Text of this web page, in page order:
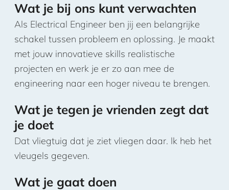
Wat je bij ons kunt verwachten
Als Electrical Engineer ben jij een belangrijke
schakel tussen probleem en oplossing. Je maakt
met jouw innovatieve skills realistische
projecten en werk je er zo aan mee de
engineering naar een hoger niveau te brengen.
Wat je tegen je vrienden zegt dat
je doet
Dat vliegtuig dat je ziet vliegen daar. lk heb het
vleugels gegeven.
Wat je gaat doen